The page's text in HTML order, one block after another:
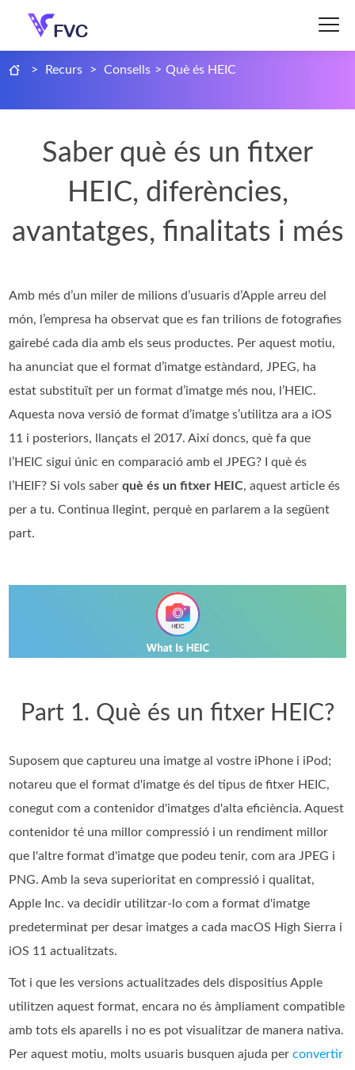
> Recurs > Consells > Què és HEIC
Saber què és un fitxer
HEIC, diferències,
avantatges, finalitats i més
Amb més d’un miler de milions d’usuaris d’Apple arreu del
món, l’empresa ha observat que es fan trilions de fotografies
gairebé cada dia amb els seus productes. Per aquest motiu,
ha anunciat que el format d’imatge estàndard, JPEG, ha
estat substituït per un format d’imatge més nou, l’HEIC.
Aquesta nova versió de format d’imatge s’utilitza ara a iOS
11 i posteriors, llançats el 2017. Així doncs, què fa que
l’HEIC sigui únic en comparació amb el JPEG? I què és
l’HEIF? Si vols saberquè és un fitxer HEIC, aquest article és
per a tu. Continua llegint, perquè en parlarem a la següent
part.
Part 1. Què és un fitxer HEIC?
Suposem que captureu una imatge al vostre iPhone i iPod;
notareu que el format d'imatge és del tipus de fitxer HEIC,
conegut com a contenidor d'imatges d'alta eficiència. Aquest
contenidor té una millor compressió i un rendiment millor
que l'altre format d'imatge que podeu tenir, com ara JPEG i
PNG. Amb la seva superioritat en compressió i qualitat,
Apple Inc. va decidir utilitzar-lo com a format d'imatge
predeterminat per desar imatges a cada macOS High Sierra i
iOS 11 actualitzats.
Tot i que les versions actualitzades dels dispositius Apple
utilitzen aquest format, encara no és àmpliament compatible
amb tots els aparells i no es pot visualitzar de manera nativa.
Per aquest motiu, molts usuaris busquen ajuda perconvertir